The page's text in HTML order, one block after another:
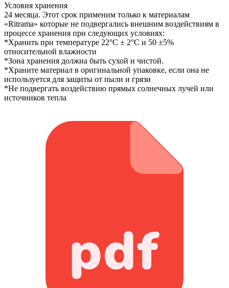
Условия хранения
24 месяца. Этот срок применим только к материалам
«Ritrama» которые не подвергались внешним воздействиям в
процессе хранения при следующих условиях:
*Хранить при температуре 22°C ± 2°C и 50 ±5%
относительной влажности
*Зона хранения должна быть сухой и чистой.
*Храните материал в оригинальной упаковке, если она не
используется для защиты от пыли и грязи
*Не подвергать воздействию прямых солнечных лучей или
источников тепла